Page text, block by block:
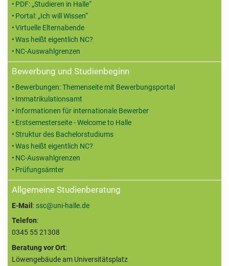
PDF: „Studieren in Halle“
Portal: „Ich will Wissen“
Virtuelle Elternabende
Was heißt eigentlich NC?
NC-Auswahlgrenzen
Bewerbung und Studienbeginn
Bewerbungen: Themenseite mit Bewerbungsportal
Immatrikulationsamt
Informationen für internationale Bewerber
Erstsemesterseite - Welcome to Halle
Struktur des Bachelorstudiums
Was heißt eigentlich NC?
NC-Auswahlgrenzen
Prüfungsämter
Allgemeine Studienberatung
E-Mail : ssc@uni-halle.de
Telefon:
0345 55 21308
Beratung vor Ort:
Löwengebäude am Universitätsplatz